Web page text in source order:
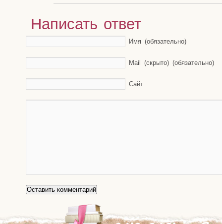
Написать ответ
Имя (обязательно)
Mail (скрыто) (обязательно)
Сайт